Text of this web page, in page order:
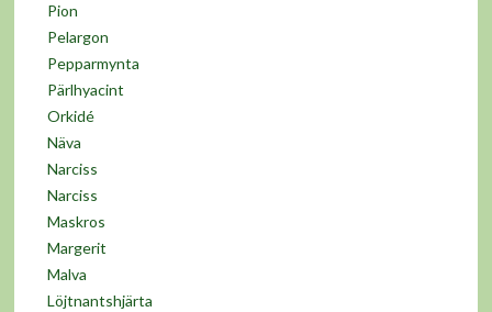
Pion
Pelargon
Pepparmynta
Pärlhyacint
Orkidé
Näva
Narciss
Narciss
Maskros
Margerit
Malva
Löjtnantshjärta